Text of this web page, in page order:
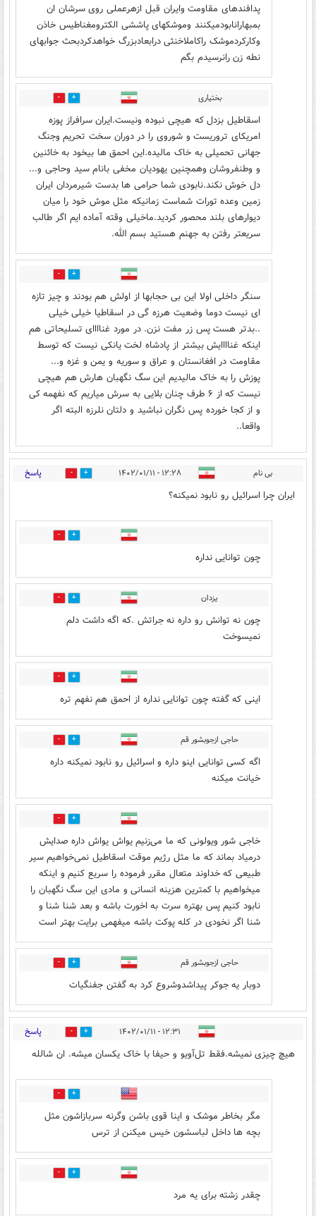
پدافندهای مقاومت وایران قبل ازهرعملی روی سرشان ان
بمبهارانابودمیکنند وموشکهای پاششی الکترومغناطیس خاذن
وکارکردموشک راکاملاخنثی درابعادبزرگ خواهدکردبحث جوابهای
نطه زن رانرسیدم بگم
بختیاری 12
اسقاطیل بزدل که هیچی نبوده ونیست.ایران سرافراز پوزه
امریکای تروریست و شوروی را در دوران سخت تحریم وجنگ
جهانی تحمیلی به خاک مالیده.این احمق ها بیخود به خائنین
و وطنفروشان وهمچنین یهودیان مخفی بانام سید وحاجی و...
دل خوش نکند.نابودی شما حرامی ها بدست شیرمردان ایران
زمین وعده تورات شماست زمانیکه مثل موش خود را میان
دیوارهای بلند محصور کردید.ماخیلی وقته آماده ایم اگر طالب
سریعتر رفتن به جهنم هستید بسم الله.
5
سنگر داخلی اولا این بی حجابها از اولش هم بودند و چیز تازه
ای نیست دوما وضعیت هرزه گی در اسقاطیا خیلی خیلی
..بدتر هست پس زر مفت نزن. در مورد غناااای تسلیحاتی هم
اینکه غناااایش بیشتر از پادشاه لخت یانکی نیست که توسط
مقاومت در افغانستان و عراق و سوریه و یمن و غزه و...
پوزش را به خاک مالیدیم این سگ نگهبان هارش هم هیچی
نیست که از ۶ طرف چنان بلایی به سرش میاریم که نفهمه کی
و از کجا خورده پس نگران نباشید و دلتان نلرزه البته اگر
واقعا..
بی نام ۱۲:۲۸ - ۱۴۰۲/۰۱/۱۱ 17 پاسخ
ایران چرا اسرائیل رو نابود نمیکنه؟
24
چون توانایی نداره
یزدان 13
چون نه توانش رو داره نه جراتش .که اگه داشت دلم
نمیسوخت
20
اینی که گفته چون توانایی نداره از احمق هم نفهم تره
حاجی ازجوبشور قم 8
اگه کسی توانایی اینو داره و اسرائیل رو نابود نمیکنه داره
خیانت میکنه
8
خاجی شور ویولونی که ما می‌زنیم یواش یواش داره صدایش
درمیاد بماند که ما مثل رژیم موقت اسقاطیل نمی‌خواهیم سیر
طبیعی که خداوند متعال مقرر فرموده را سریع کنیم و اینکه
میخواهیم با کمترین هزینه انسانی و مادی این سگ نگهبان را
نابود کنیم پس بهتره سرت به اخورت باشه و بعد شنا شنا و
شنا اگر نخودی در کله پوکت باشه میفهمی برایت بهتر است
حاجی ازجوبشور قم 4
دوبار یه جوکر پیداشدوشروع کرد به گفتن جفنگیات
۱۲:۳۱ - ۱۴۰۲/۰۱/۱۱ 23 پاسخ
هیچ چیزی نمیشه.فقط تل‌آویو و حیفا با خاک یکسان میشه. ان شالله
12
مگر بخاطر موشک و اینا قوی باشن وگرنه سربازاشون مثل
بچه ها داخل لباسشون خیس میکنن از ترس
3
چقدر زشته برای یه مرد